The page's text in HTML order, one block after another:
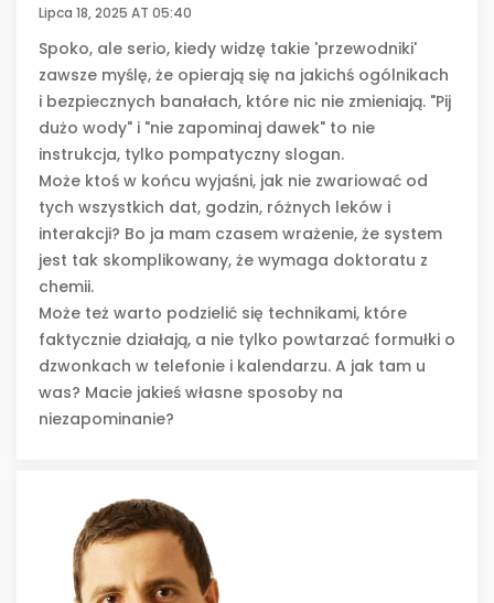
Lipca 18, 2025 AT 05:40
Spoko, ale serio, kiedy widzę takie 'przewodniki'
zawsze myślę, że opierają się na jakichś ogólnikach
i bezpiecznych banałach, które nic nie zmieniają. "Pij
dużo wody" i "nie zapominaj dawek" to nie
instrukcja, tylko pompatyczny slogan.
Może ktoś w końcu wyjaśni, jak nie zwariować od
tych wszystkich dat, godzin, różnych leków i
interakcji? Bo ja mam czasem wrażenie, że system
jest tak skomplikowany, że wymaga doktoratu z
chemii.
Może też warto podzielić się technikami, które
faktycznie działają, a nie tylko powtarzać formułki o
dzwonkach w telefonie i kalendarzu. A jak tam u
was? Macie jakieś własne sposoby na
niezapominanie?